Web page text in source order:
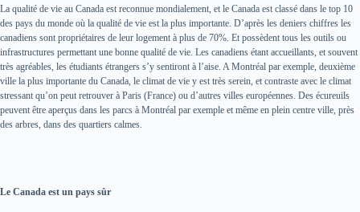
La qualité de vie au Canada est reconnue mondialement, et le Canada est classé dans le top 10
des pays du monde où la qualité de vie est la plus importante. D’après les deniers chiffres les
canadiens sont propriétaires de leur logement à plus de 70%. Et possèdent tous les outils ou
infrastructures permettant une bonne qualité de vie. Les canadiens étant accueillants, et souvent
très agréables, les étudiants étrangers s’y sentiront à l’aise. A Montréal par exemple, deuxième
ville la plus importante du Canada, le climat de vie y est très serein, et contraste avec le climat
stressant qu’on peut retrouver à Paris (France) ou d’autres villes européennes. Des écureuils
peuvent être aperçus dans les parcs à Montréal par exemple et même en plein centre ville, près
des arbres, dans des quartiers calmes.
Le Canada est un pays sûr